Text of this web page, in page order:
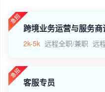
跨境业务运营与服务
2k-5k 远程全职/兼职 远
客服专员